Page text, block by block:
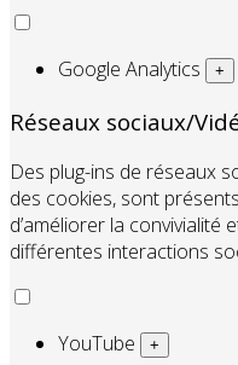
Google Analytics +
Réseaux sociaux/
Des plug-ins de réseaux
des cookies, sont
d’améliorer la convivialité
différentes interactions
YouTube +